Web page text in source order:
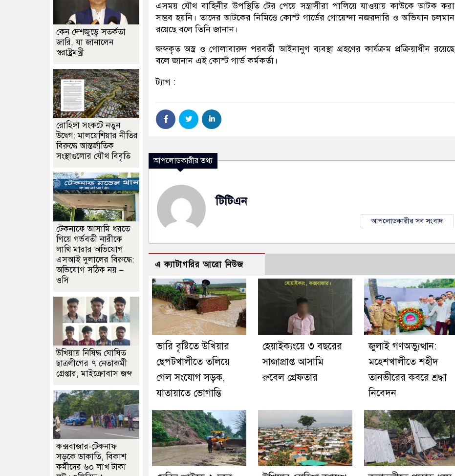
এসময় যৌথ বাহিনীর উপস্থিতি টের পেয়ে সন্ত্রাসীরা পালিয়ে যাওয়ায় কাউকে আটক করা
সম্ভব হয়নি। তাদের আটকের নিমিত্তে কোস্ট গার্ডের গোয়েন্দা নজরদারি ও অভিযান চলমান
রয়েছে বলে তিনি জানান।
জব্দকৃত অস্ত্র ও গোলাবারুদ পরবর্তী আইনানুগ ব্যবস্থা গ্রহণের কার্যক্রম প্রক্রিয়াধীন রয়েছে
বলে জানান এই কোস্ট গার্ড কর্মকর্তা।
ট্যাগ :
আপলোডকারীর তথ্য
টিটিএন
আপলোডকারীর সব সংবাদ
এ ক্যাটাগরির আরো নিউজ
ভারি বৃষ্টিতে উখিয়ার
ছেপটখালীতে তলিয়ে
গেল সংযোগ সড়ক,
যাতায়াতে ভোগান্তি
হেয়াইক্যংয়ে ৩ বছরের
সাজাপ্রাপ্ত আসামি
রুবেল গ্রেফতার
জুলাই গণঅভ্যুত্থান:
মহেশখালীতে শহীদ
তানভীরের কবরে শ্রদ্ধা
নিবেদন
কেন দেশজুড়ে সতর্কতা
জারি, যা জানালেন
স্বরাষ্ট্রমন্ত্রী
রোহিঙ্গা সংকটে নতুন
উদ্বেগ: মালয়েশিয়ার নীতির
বিরুদ্ধে আন্তর্জাতিক
সংস্থাগুলোর যৌথ বিবৃতি
টেকনাফে আসামি ধরতে
গিয়ে গর্ভবতী নারীকে
লাথি মারার অভিযোগ
এসআই দুলালের বিরুদ্ধে:
অভিযোগ সঠিক নয় –
ওসি
উখিয়ায় নিষিদ্ধ ঘোষিত
ছাত্রলীগের ৭ নেতাকর্মী
গ্রেপ্তার, মাইক্রোবাস জব্দ
কক্সবাজার-টেকনাফ
সড়কে ডাকাতি, বিকাশ
কর্মীদের ৬০ লাখ টাকা